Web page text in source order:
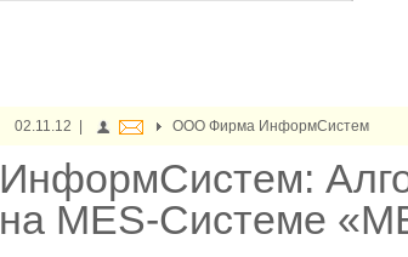
02.11.12 | ООО Фирма ИнформСистем
ИнформСистем:
на MES-Системе